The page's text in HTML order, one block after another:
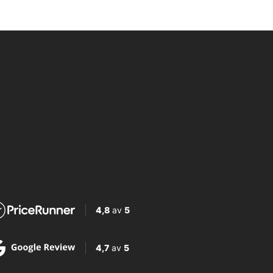
4,8av 5
4,7av 5